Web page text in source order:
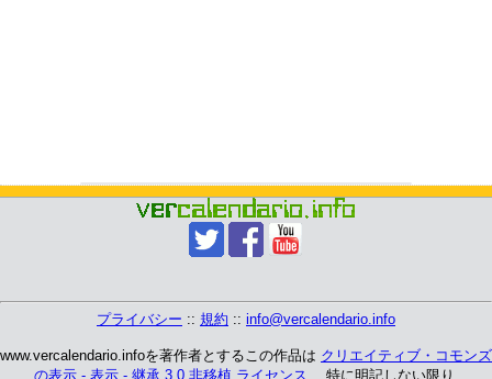
プライバシー :: 規約 :: info@vercalendario.info
www.vercalendario.infoを著作者とするこの作品は クリエイティブ・コモンズ
の表示 - 表示 - 継承 3.0 非移植 ライセンス 、 特に明記しない限り.